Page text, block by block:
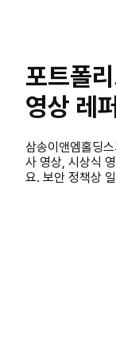
포트폴
영상 레
삼송이앤엠홀딩
사 영상, 시상식
요. 보안 정책상